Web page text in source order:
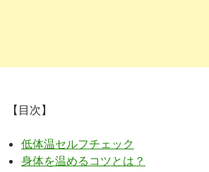
【目次】
低体温セルフチェック
身体を温めるコツとは？